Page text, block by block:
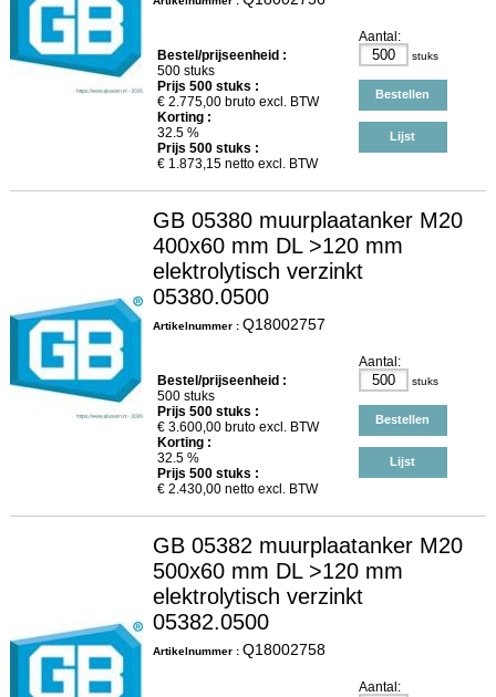
Bestel/prijseenheid :
500 stuks
Prijs 500stuks :
€ 2.775,00bruto excl. BTW
Korting :
32.5 %
Prijs 500stuks :
€ 1.873,15netto excl. BTW
Aantal:
stuks
Bestellen
Lijst
GB 05380 muurplaatanker M20
400x60 mm DL >120 mm
elektrolytisch verzinkt
05380.0500
Artikelnummer : Q18002757
Bestel/prijseenheid :
500 stuks
Prijs 500stuks :
€ 3.600,00bruto excl. BTW
Korting :
32.5 %
Prijs 500stuks :
€ 2.430,00netto excl. BTW
Aantal:
stuks
Bestellen
Lijst
GB 05382 muurplaatanker M20
500x60 mm DL >120 mm
elektrolytisch verzinkt
05382.0500
Artikelnummer : Q18002758
Aantal: